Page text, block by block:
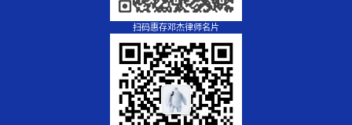
扫码惠存邓杰律师名片